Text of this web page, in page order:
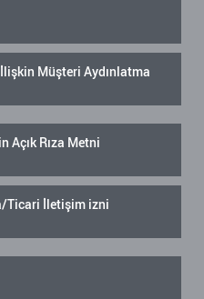
Müşteri Aydınlatma
Rıza Metni
Ticari İletişim izni